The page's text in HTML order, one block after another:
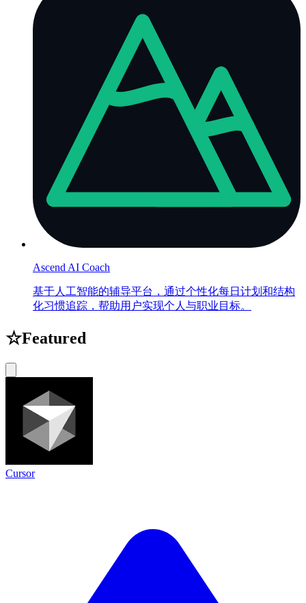
Ascend AI Coach
基于人工智能的辅导平台，通过个性化每日计划和结构
化习惯追踪，帮助用户实现个人与职业目标。
☆Featured
Cursor